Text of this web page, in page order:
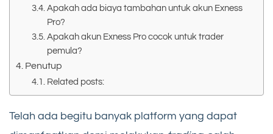
Apakah ada biaya tambahan untuk akun Exness
Pro?
Apakah akun Exness Pro cocok untuk trader
pemula?
Penutup
Related posts:
Telah ada begitu banyak platform yang dapat